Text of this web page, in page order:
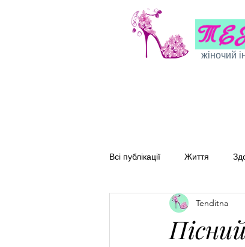
жіночий
Всі публікації Життя
Сімейні рецептиTenditna